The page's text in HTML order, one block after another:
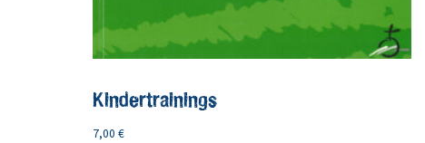
Kindertrainings
7,00 €